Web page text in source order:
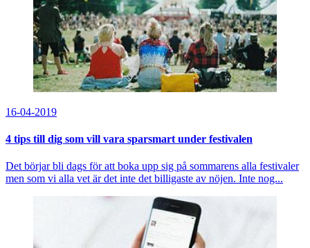
16-04-2019
4 tips till dig som vill vara sparsmart under festivalen
Det börjar bli dags för att boka upp sig på sommarens alla festivaler
men som vi alla vet är det inte det billigaste av nöjen. Inte nog...